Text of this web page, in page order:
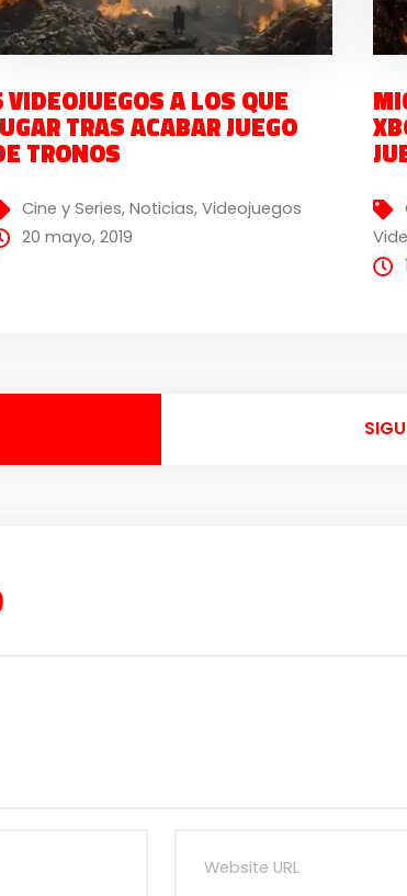
VIDEOJUEGOS A LOS QUE
TRAS ACABAR JUEGO
TRONOS
Cine y Series, Noticias, Videojuegos
20 mayo, 2019